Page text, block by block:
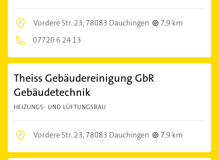
Vordere Str. 23,78083 Dauchingen
7,9 km
07720 6 24 13
Theiss Gebäudereinigung GbR
Gebäudetechnik
HEIZUNGS- UND LÜFTUNGSBAU
Vordere Str. 23,78083 Dauchingen 7,9 km